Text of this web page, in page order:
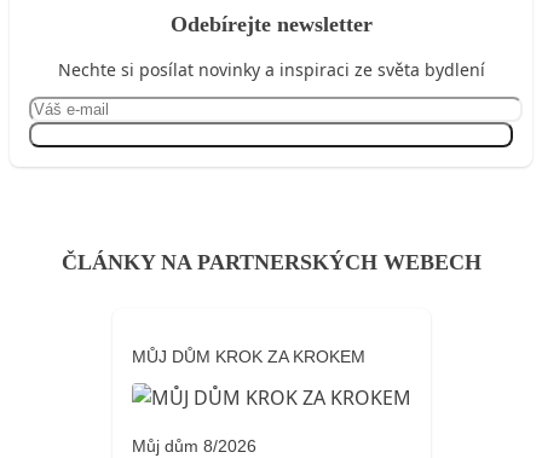
Odebírejte newsletter
Nechte si posílat novinky a inspiraci ze světa bydlení
ČLÁNKY NA PARTNERSKÝCH WEBECH
MŮJ DŮM KROK ZA KROKEM
Můj dům 8/2026